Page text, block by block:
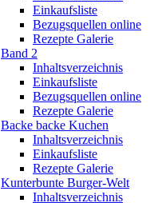
Einkaufsliste
Bezugsquellen online
Rezepte Galerie
Band 2
Inhaltsverzeichnis
Einkaufsliste
Bezugsquellen online
Rezepte Galerie
Backe backe Kuchen
Inhaltsverzeichnis
Einkaufsliste
Rezepte Galerie
Kunterbunte Burger-Welt
Inhaltsverzeichnis